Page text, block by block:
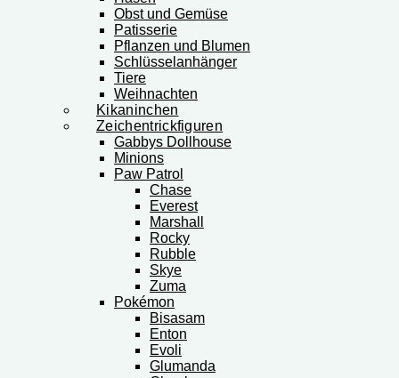
Obst und Gemüse
Patisserie
Pflanzen und Blumen
Schlüsselanhänger
Tiere
Weihnachten
Kikaninchen
Zeichentrickfiguren
Gabbys Dollhouse
Minions
Paw Patrol
Chase
Everest
Marshall
Rocky
Rubble
Skye
Zuma
Pokémon
Bisasam
Enton
Evoli
Glumanda